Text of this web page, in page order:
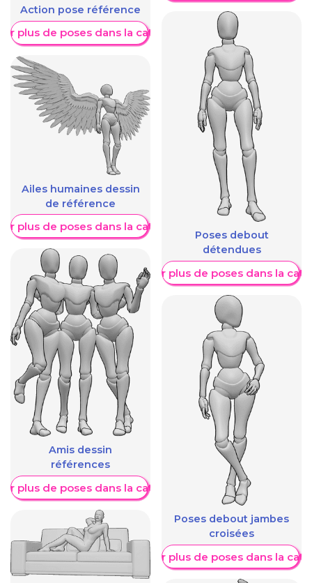
Action pose référence
plus de poses dans la catégorie
Ailes humaines dessin
de référence
plus de poses dans la catégorie
Amis dessin
références
plus de poses dans la catégorie
Poses debout
détendues
Afficher plus de poses dans la
Poses debout jambes
croisées
Afficher plus de poses dans la